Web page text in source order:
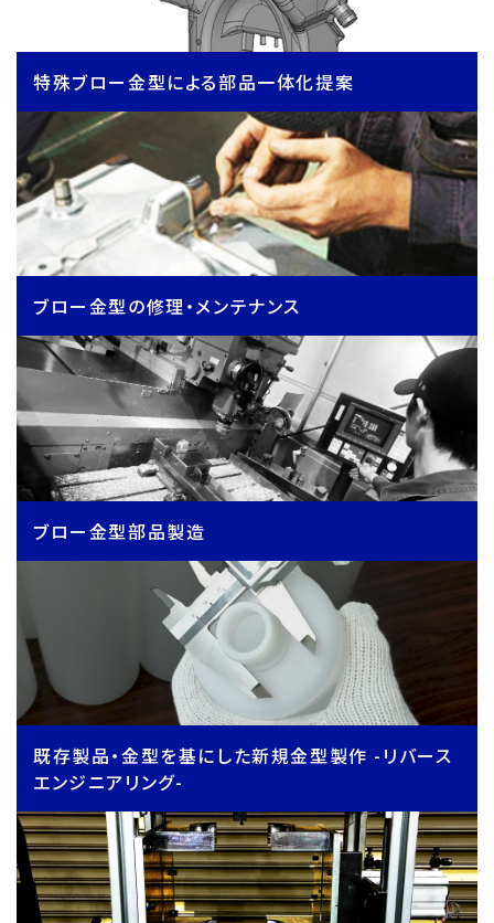
特殊ブロー金型による部品一体化提案
ブロー金型の修理・メンテナンス
ブロー金型部品製造
既存製品・金型を基にした新規金型製作 -リバース
エンジニアリング-